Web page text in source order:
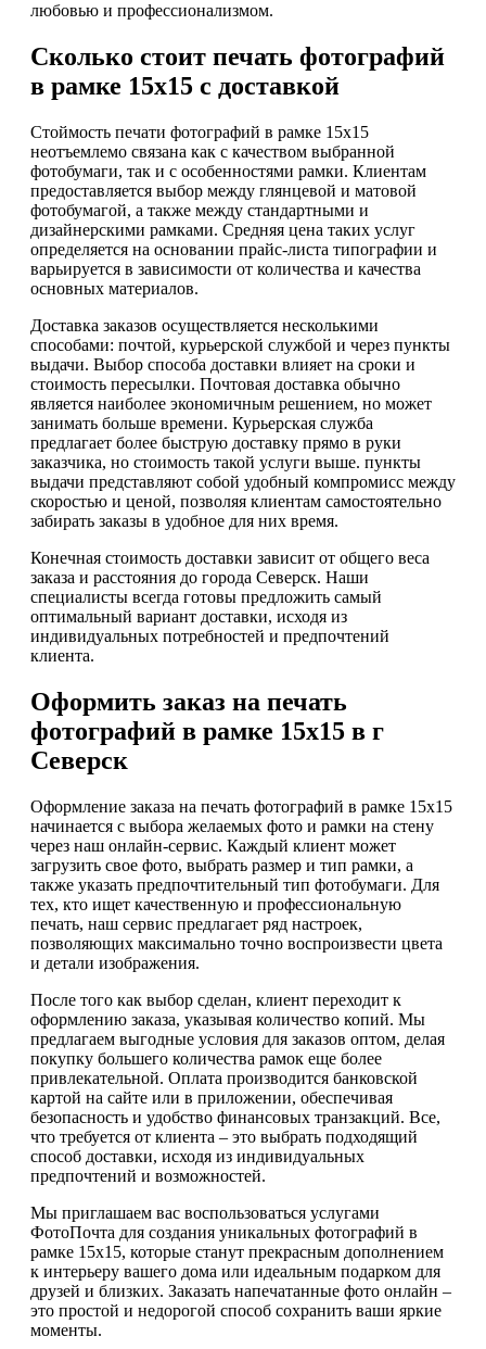
любовью и профессионализмом.
Сколько стоит печать фотографий
в рамке 15х15 с доставкой
Стоймость печати фотографий в рамке 15х15
неотъемлемо связана как с качеством выбранной
фотобумаги, так и с особенностями рамки. Клиентам
предоставляется выбор между глянцевой и матовой
фотобумагой, а также между стандартными и
дизайнерскими рамками. Средняя цена таких услуг
определяется на основании прайс-листа типографии и
варьируется в зависимости от количества и качества
основных материалов.
Доставка заказов осуществляется несколькими
способами: почтой, курьерской службой и через пункты
выдачи. Выбор способа доставки влияет на сроки и
стоимость пересылки. Почтовая доставка обычно
является наиболее экономичным решением, но может
занимать больше времени. Курьерская служба
предлагает более быструю доставку прямо в руки
заказчика, но стоимость такой услуги выше. пункты
выдачи представляют собой удобный компромисс между
скоростью и ценой, позволяя клиентам самостоятельно
забирать заказы в удобное для них время.
Конечная стоимость доставки зависит от общего веса
заказа и расстояния до города Северск. Наши
специалисты всегда готовы предложить самый
оптимальный вариант доставки, исходя из
индивидуальных потребностей и предпочтений
клиента.
Оформить заказ на печать
фотографий в рамке 15х15 в г
Северск
Оформление заказа на печать фотографий в рамке 15х15
начинается с выбора желаемых фото и рамки на стену
через наш онлайн-сервис. Каждый клиент может
загрузить свое фото, выбрать размер и тип рамки, а
также указать предпочтительный тип фотобумаги. Для
тех, кто ищет качественную и профессиональную
печать, наш сервис предлагает ряд настроек,
позволяющих максимально точно воспроизвести цвета
и детали изображения.
После того как выбор сделан, клиент переходит к
оформлению заказа, указывая количество копий. Мы
предлагаем выгодные условия для заказов оптом, делая
покупку большего количества рамок еще более
привлекательной. Оплата производится банковской
картой на сайте или в приложении, обеспечивая
безопасность и удобство финансовых транзакций. Все,
что требуется от клиента – это выбрать подходящий
способ доставки, исходя из индивидуальных
предпочтений и возможностей.
Мы приглашаем вас воспользоваться услугами
ФотоПочта для создания уникальных фотографий в
рамке 15х15, которые станут прекрасным дополнением
к интерьеру вашего дома или идеальным подарком для
друзей и близких. Заказать напечатанные фото онлайн –
это простой и недорогой способ сохранить ваши яркие
моменты.